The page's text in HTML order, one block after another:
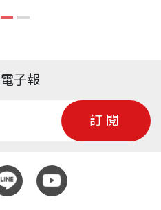
外漢，如何利用個人優
開台灣醫療史上嶄新的一
不宜做，能做不宜說）的
款的要求，實在是高難度
幾位撰書高手，都因我的
商界的複雜人生而有所顧
利，無框才能廣納眾議、
導力（authentic leadersh
灣大學國際企業學系教授
巷口柑仔店變Wal-Mart：
通浪潮》、《一雙鞋的承
想的修練：徐重仁、徐安
出版）等十餘本書籍。
子報
訂閱